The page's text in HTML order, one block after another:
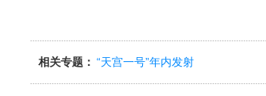
相关专题： “天宫一号”年内发射